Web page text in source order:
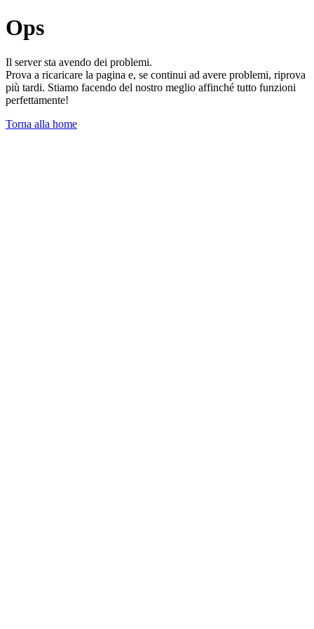
Ops
Il server sta avendo dei problemi.
Prova a ricaricare la pagina e, se continui ad avere problemi, riprova
più tardi. Stiamo facendo del nostro meglio affinché tutto funzioni
perfettamente!
Torna alla home